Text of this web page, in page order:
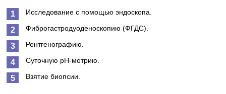
Исследование с помощью эндоскопа.
Фиброгастродуоденоскопию (ФГДС).
Рентгенографию.
Суточную рН-метрию.
Взятие биопсии.